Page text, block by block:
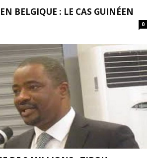
BELGIQUE : LE CAS GUINÉEN
0